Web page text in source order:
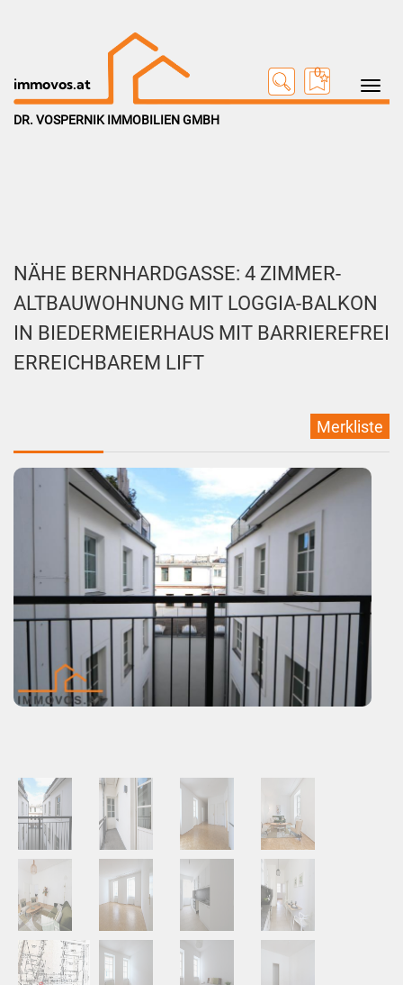
Toggle
immovos.at
0
DR. VOSPERNIK IMMOBILIEN GMBH
NÄHE BERNHARDGASSE: 4 ZIMMER-
ALTBAUWOHNUNG MIT LOGGIA-BALKON
IN BIEDERMEIERHAUS MIT BARRIEREFREI
ERREICHBAREM LIFT
Merkliste